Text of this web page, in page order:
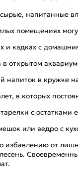
напитанные
помещениях
и кадках с
открытом
напиток в кружке
в которых
с остатками
или ведро с
от